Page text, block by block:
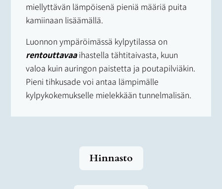
miellyttävän lämpöisenä pieniä määriä puita
kamiinaan lisäämällä.
Luonnon ympäröimässä kylpytilassa on
rentouttavaaihastella tähtitaivasta, kuun
valoa kuin auringon paistetta ja poutapilviäkin.
Pieni tihkusade voi antaa lämpimälle
kylpykokemukselle mielekkään tunnelmalisän.
Hinnasto